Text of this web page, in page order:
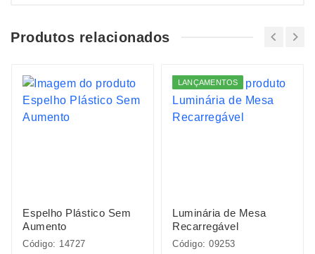
Produtos relacionados
Espelho Plástico Sem
Aumento
Código: 14727
LANÇAMENTOS
Luminária de Mesa
Recarregável
Código: 09253